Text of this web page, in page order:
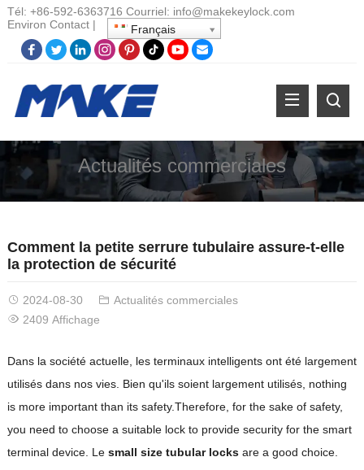
Tél: +86-592-6363716 Courriel: info@makekeylock.com
Environ Contact| Français
Actualités commerciales
Comment la petite serrure tubulaire assure-t-elle
la protection de sécurité
2024-08-30
Actualités commerciales
2409 Affichage
Dans la société actuelle, les terminaux intelligents ont été largement
utilisés dans nos vies. Bien qu'ils soient largement utilisés, nothing
is more important than its safety.Therefore, for the sake of safety,
you need to choose a suitable lock to provide security for the smart
terminal device. Le small size tubular locks are a good choice.